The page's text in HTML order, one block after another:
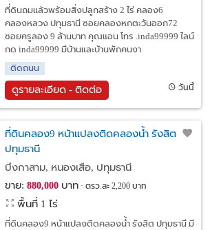
ที่ดินถมแล้วพร้อมสิ่งปลูกสร้าง 2 ไร่ คลอง6
คลองหลวง ปทุมธานี ซอยคลองหกตะวันออก72
ซอยครูลอง 9 ล้านบาท คุณแอน โทร .inda99999 ไลน์
กด inda99999 มีบ้านและบ้านพักคนงา
ติดถนน
ดูรายละเอียด - ติดต่อ วันนี้
ที่ดินคลอง9 หน้าแปลงติดคลองน้ำ รังสิต
ปทุมธานี
บึงกาสาม, หนองเสือ, ปทุมธานี
ขาย: 880,000บาท ตรว.ละ 2,200 บาท
พื้นที่ 1 ไร่
ที่ดินคลอง9 หน้าแปลงติดคลองน้ำ รังสิต ปทุมธานี มี